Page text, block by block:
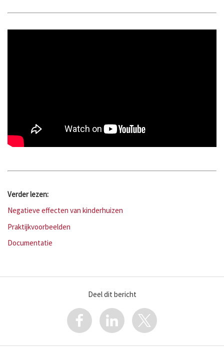
Verder lezen:
Negatieve effecten van kinderhuizen
Praktijkvoorbeelden
Documentatie
Deel dit bericht